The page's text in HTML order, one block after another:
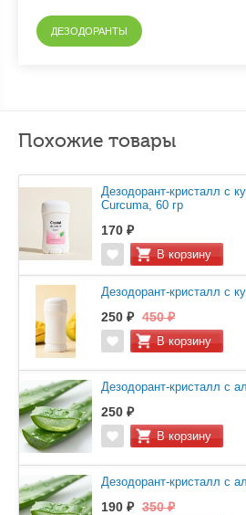
ДЕЗОДОРАНТЫ
Похожие товары
Дезодорант-кристалл с
Curcuma, 60 гр
170 ₽
Дезодорант-кристалл с
250 ₽ 450 ₽
Дезодорант-кристалл с
250 ₽
Дезодорант-кристалл с
190 ₽ 350 ₽